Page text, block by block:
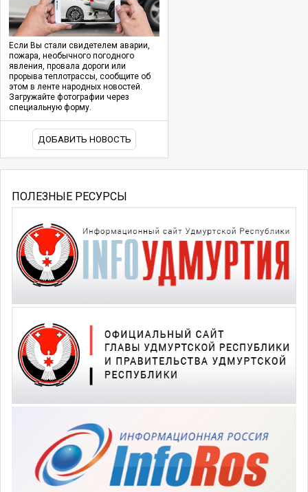
Если Вы стали свидетелем аварии,
пожара, необычного погодного
явления, провала дороги или
прорыва теплотрассы, сообщите об
этом в ленте народных новостей.
Загружайте фотографии через
специальную форму.
ДОБАВИТЬ НОВОСТЬ
ПОЛЕЗНЫЕ РЕСУРСЫ